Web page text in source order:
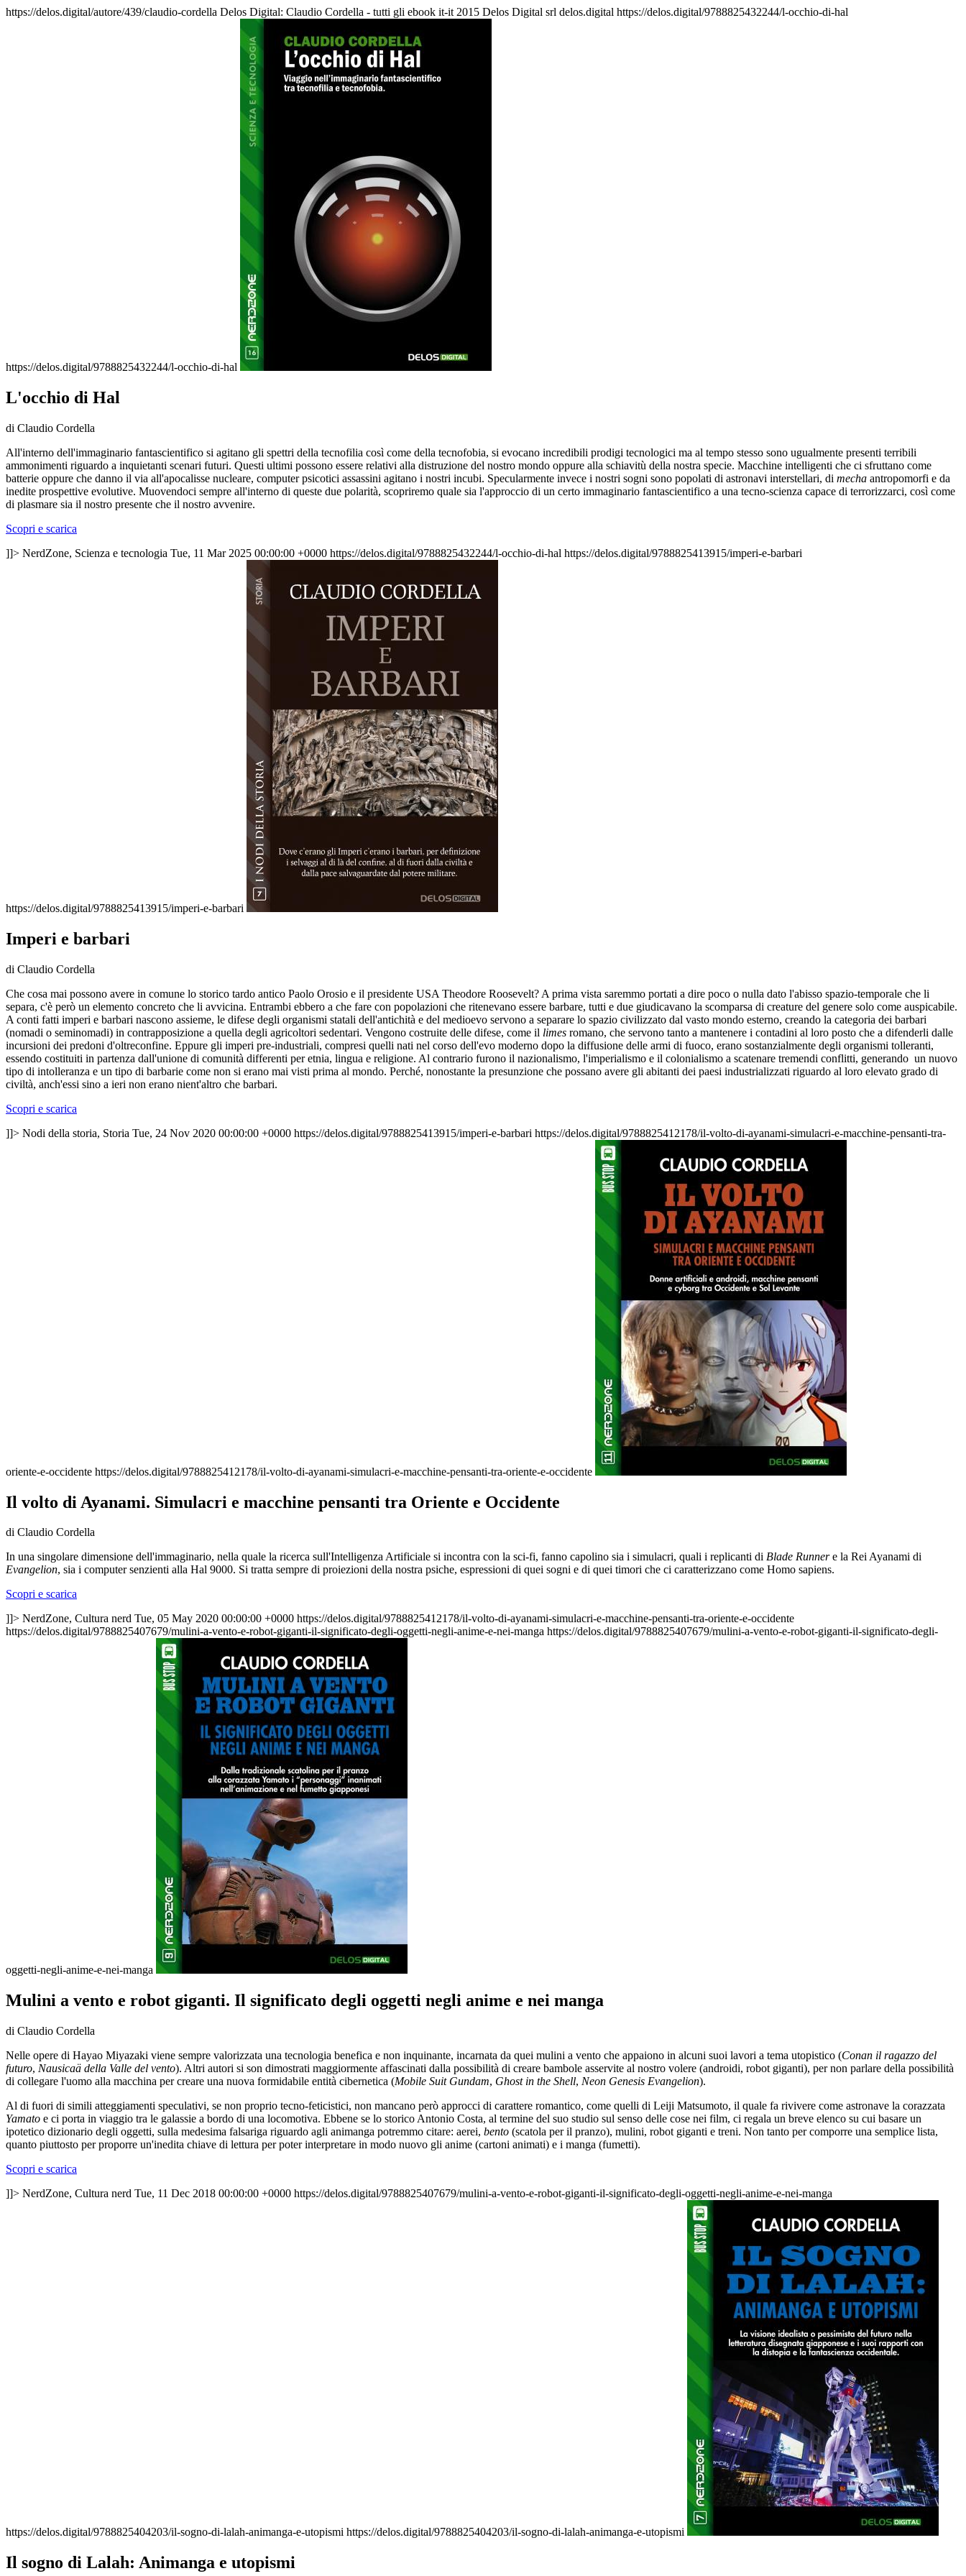
https://delos.digital/autore/439/claudio-cordella Delos Digital: Claudio Cordella - tutti gli ebook it-it 2015 Delos Digital srl delos.digital https://delos.digital/9788825432244/l-occhio-di-hal
https://delos.digital/9788825432244/l-occhio-di-hal
L'occhio di Hal
di Claudio Cordella
All'interno dell'immaginario fantascientifico si agitano gli spettri della tecnofilia così come della tecnofobia, si evocano incredibili prodigi tecnologici ma al tempo stesso sono ugualmente presenti terribili
ammonimenti riguardo a inquietanti scenari futuri. Questi ultimi possono essere relativi alla distruzione del nostro mondo oppure alla schiavitù della nostra specie. Macchine intelligenti che ci sfruttano come
batterie oppure che danno il via all'apocalisse nucleare, computer psicotici assassini agitano i nostri incubi. Specularmente invece i nostri sogni sono popolati di astronavi interstellari, di mecha antropomorfi e da
inedite prospettive evolutive. Muovendoci sempre all'interno di queste due polarità, scopriremo quale sia l'approccio di un certo immaginario fantascientifico a una tecno-scienza capace di terrorizzarci, così come
di plasmare sia il nostro presente che il nostro avvenire.
Scopri e scarica
]]> NerdZone, Scienza e tecnologia Tue, 11 Mar 2025 00:00:00 +0000 https://delos.digital/9788825432244/l-occhio-di-hal https://delos.digital/9788825413915/imperi-e-barbari
https://delos.digital/9788825413915/imperi-e-barbari
Imperi e barbari
di Claudio Cordella
Che cosa mai possono avere in comune lo storico tardo antico Paolo Orosio e il presidente USA Theodore Roosevelt? A prima vista saremmo portati a dire poco o nulla dato l'abisso spazio-temporale che li
separa, c'è però un elemento concreto che li avvicina. Entrambi ebbero a che fare con popolazioni che ritenevano essere barbare, tutti e due giudicavano la scomparsa di creature del genere solo come auspicabile.
A conti fatti imperi e barbari nascono assieme, le difese degli organismi statali dell'antichità e del medioevo servono a separare lo spazio civilizzato dal vasto mondo esterno, creando la categoria dei barbari
(nomadi o seminomadi) in contrapposizione a quella degli agricoltori sedentari. Vengono costruite delle difese, come il limes romano, che servono tanto a mantenere i contadini al loro posto che a difenderli dalle
incursioni dei predoni d'oltreconfine. Eppure gli imperi pre-industriali, compresi quelli nati nel corso dell'evo moderno dopo la diffusione delle armi di fuoco, erano sostanzialmente degli organismi tolleranti,
essendo costituiti in partenza dall'unione di comunità differenti per etnia, lingua e religione. Al contrario furono il nazionalismo, l'imperialismo e il colonialismo a scatenare tremendi conflitti, generando un nuovo
tipo di intolleranza e un tipo di barbarie come non si erano mai visti prima al mondo. Perché, nonostante la presunzione che possano avere gli abitanti dei paesi industrializzati riguardo al loro elevato grado di
civiltà, anch'essi sino a ieri non erano nient'altro che barbari.
Scopri e scarica
]]> Nodi della storia, Storia Tue, 24 Nov 2020 00:00:00 +0000 https://delos.digital/9788825413915/imperi-e-barbari https://delos.digital/9788825412178/il-volto-di-ayanami-simulacri-e-macchine-pensanti-tra-
oriente-e-occidente https://delos.digital/9788825412178/il-volto-di-ayanami-simulacri-e-macchine-pensanti-tra-oriente-e-occidente
Il volto di Ayanami. Simulacri e macchine pensanti tra Oriente e Occidente
di Claudio Cordella
In una singolare dimensione dell'immaginario, nella quale la ricerca sull'Intelligenza Artificiale si incontra con la sci-fi, fanno capolino sia i simulacri, quali i replicanti di Blade Runnere la Rei Ayanami di
Evangelion, sia i computer senzienti alla Hal 9000. Si tratta sempre di proiezioni della nostra psiche, espressioni di quei sogni e di quei timori che ci caratterizzano come Homo sapiens.
Scopri e scarica
]]> NerdZone, Cultura nerd Tue, 05 May 2020 00:00:00 +0000 https://delos.digital/9788825412178/il-volto-di-ayanami-simulacri-e-macchine-pensanti-tra-oriente-e-occidente
https://delos.digital/9788825407679/mulini-a-vento-e-robot-giganti-il-significato-degli-oggetti-negli-anime-e-nei-manga https://delos.digital/9788825407679/mulini-a-vento-e-robot-giganti-il-significato-degli-
oggetti-negli-anime-e-nei-manga
Mulini a vento e robot giganti. Il significato degli oggetti negli anime e nei manga
di Claudio Cordella
Nelle opere di Hayao Miyazaki viene sempre valorizzata una tecnologia benefica e non inquinante, incarnata da quei mulini a vento che appaiono in alcuni suoi lavori a tema utopistico (Conan il ragazzo del
futuro, Nausicaä della Valle del vento). Altri autori si son dimostrati maggiormente affascinati dalla possibilità di creare bambole asservite al nostro volere (androidi, robot giganti), per non parlare della possibilità
di collegare l'uomo alla macchina per creare una nuova formidabile entità cibernetica (Mobile Suit Gundam, Ghost in the Shell, Neon Genesis Evangelion).
Al di fuori di simili atteggiamenti speculativi, se non proprio tecno-feticistici, non mancano però approcci di carattere romantico, come quelli di Leiji Matsumoto, il quale fa rivivere come astronave la corazzata
Yamato e ci porta in viaggio tra le galassie a bordo di una locomotiva. Ebbene se lo storico Antonio Costa, al termine del suo studio sul senso delle cose nei film, ci regala un breve elenco su cui basare un
ipotetico dizionario degli oggetti, sulla medesima falsariga riguardo agli animanga potremmo citare: aerei, bento (scatola per il pranzo), mulini, robot giganti e treni. Non tanto per comporre una semplice lista,
quanto piuttosto per proporre un'inedita chiave di lettura per poter interpretare in modo nuovo gli anime (cartoni animati) e i manga (fumetti).
Scopri e scarica
]]> NerdZone, Cultura nerd Tue, 11 Dec 2018 00:00:00 +0000 https://delos.digital/9788825407679/mulini-a-vento-e-robot-giganti-il-significato-degli-oggetti-negli-anime-e-nei-manga
https://delos.digital/9788825404203/il-sogno-di-lalah-animanga-e-utopismi https://delos.digital/9788825404203/il-sogno-di-lalah-animanga-e-utopismi
Il sogno di Lalah: Animanga e utopismi